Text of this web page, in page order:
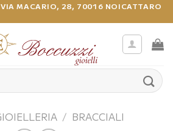
MACARIO, 28, 70016 NOICATTARO
/ BRACCIALI